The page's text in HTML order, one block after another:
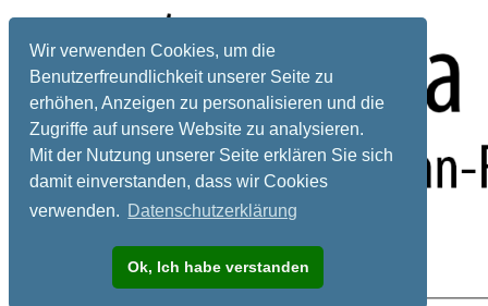
Wir verwenden Cookies, um die
Benutzerfreundlichkeit unserer Seite zu
erhöhen, Anzeigen zu personalisieren und die
Zugriffe auf unsere Website zu analysieren.
Mit der Nutzung unserer Seite erklären Sie sich
damit einverstanden, dass wir Cookies
verwenden. Datenschutzerklärung
Ok, Ich habe verstanden
Registrieren